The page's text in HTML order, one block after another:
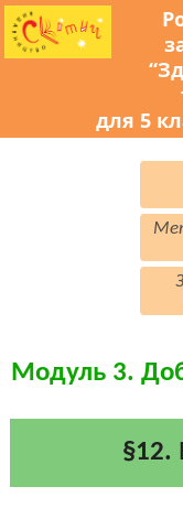
для 5
Модуль 3.
§12.